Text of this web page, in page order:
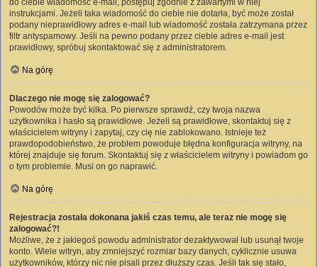
do ciebie wiadomość e-mail, postępuj zgodnie z zawartymi w niej
instrukcjami. Jeżeli taka wiadomość do ciebie nie dotarła, być może został
podany nieprawidłowy adres e-mail lub wiadomość została zatrzymana przez
filtr antyspamowy. Jeśli na pewno podany przez ciebie adres e-mail jest
prawidłowy, spróbuj skontaktować się z administratorem.
Na górę
Dlaczego nie mogę się zalogować?
Powodów może być kilka. Po pierwsze sprawdź, czy twoja nazwa
użytkownika i hasło są prawidłowe. Jeżeli są prawidłowe, skontaktuj się z
właścicielem witryny i zapytaj, czy cię nie zablokowano. Istnieje też
prawdopodobieństwo, że problem powoduje błędna konfiguracja witryny, na
której znajduje się forum. Skontaktuj się z właścicielem witryny i powiadom go
o tym problemie. Musi on go naprawić.
Na górę
Rejestracja została dokonana jakiś czas temu, ale teraz nie mogę się
zalogować?!
Możliwe, że z jakiegoś powodu administrator dezaktywował lub usunął twoje
konto. Wiele witryn, aby zmniejszyć rozmiar bazy danych, cyklicznie usuwa
użytkowników, którzy nic nie pisali przez dłuższy czas. Jeśli tak się stało,